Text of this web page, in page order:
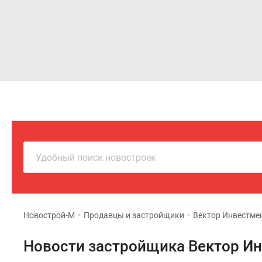
Удобный поиск новостроек
Новострой-М • Продавцы и застройщики • Вектор
Новости застройщика Вектор